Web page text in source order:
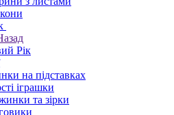
Рік
на підставках
іграшки
та зірки